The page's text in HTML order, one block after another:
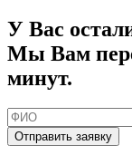
У Вас
Мы Вам
минут.
Отправить заявку